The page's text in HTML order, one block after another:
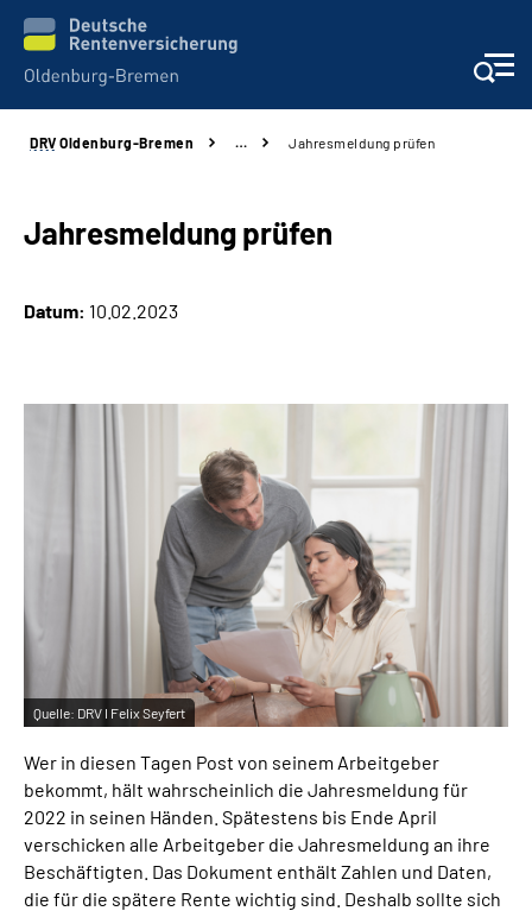
Services
Beratung und Kontakt
Inhalte in Gebärdensprache (DGS)
Leichte Sprache
Mein Kundenportal
DRV Oldenburg-Bremen … Jahresmeldung prüfen
Jahresmeldung prüfen
Datum: 10.02.2023
Quelle: DRV I Felix Seyfert
Wer in diesen Tagen Post von seinem Arbeitgeber
bekommt, hält wahrscheinlich die Jahresmeldung für
2022 in seinen Händen. Spätestens bis Ende April
verschicken alle Arbeitgeber die Jahresmeldung an ihre
Beschäftigten. Das Dokument enthält Zahlen und Daten,
die für die spätere Rente wichtig sind. Deshalb sollte sich